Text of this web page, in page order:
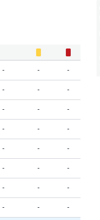
- - -
- - -
- - -
- - -
- - -
- - -
- - -
- - -